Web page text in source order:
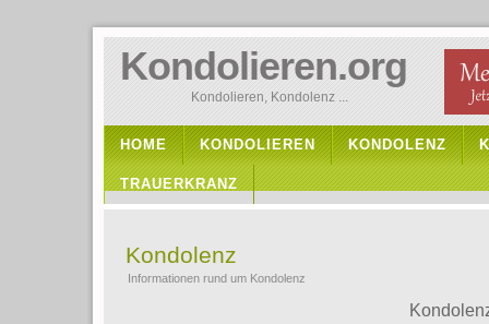
Kondolieren.org
Kondolieren, Kondolenz ...
HOME KONDOLIEREN KONDOLENZ
TRAUERKRANZ
Kondolenz
Informationen rund um Kondolenz